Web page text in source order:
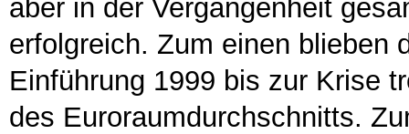
aber in der Vergangenheit
erfolgreich. Zum einen blieben
Einführung 1999 bis zur Krise
des Euroraumdurchschnitts.